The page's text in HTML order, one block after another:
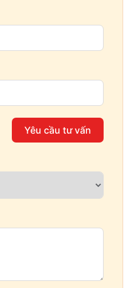
Yêu cầu tư vấn